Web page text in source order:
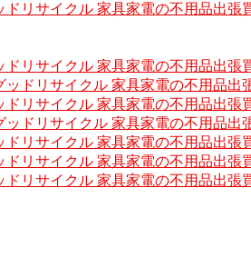
リサイクル 家具家電の不用品出張
リサイクル 家具家電の不用品出張
ドリサイクル 家具家電の不用品出
リサイクル 家具家電の不用品出張
ドリサイクル 家具家電の不用品出
リサイクル 家具家電の不用品出張
リサイクル 家具家電の不用品出張
リサイクル 家具家電の不用品出張